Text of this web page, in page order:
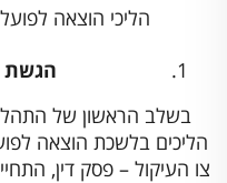
הליכי הוצאה
הגשת
בשלב הראשון של
הליכים בלשכת הוצאה
צו העיקול – פסק דין,